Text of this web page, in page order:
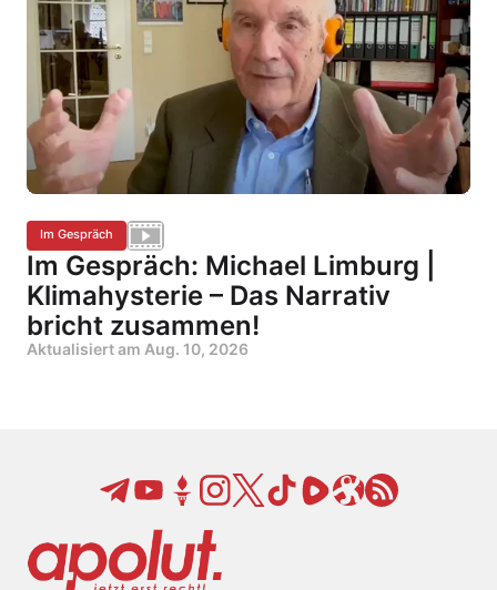
Im Gespräch
Im Gespräch: Michael Limburg |
Klimahysterie – Das Narrativ
bricht zusammen!
Aktualisiert am Aug. 10, 2026